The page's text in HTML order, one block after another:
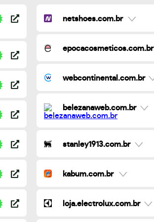
netshoes.com.br
epocacosmeticos.com.br
webcontinental.com.br
belezanaweb.com.br
stanley1913.com.br
kabum.com.br
loja.electrolux.com.br